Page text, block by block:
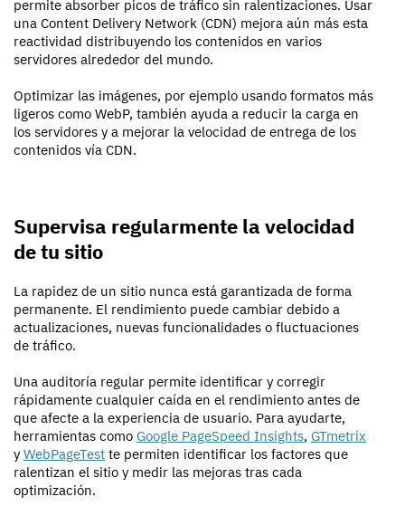
permite absorber picos de tráfico sin ralentizaciones. Usar
una Content Delivery Network (CDN) mejora aún más esta
reactividad distribuyendo los contenidos en varios
servidores alrededor del mundo.
Optimizar las imágenes, por ejemplo usando formatos más
ligeros como WebP, también ayuda a reducir la carga en
los servidores y a mejorar la velocidad de entrega de los
contenidos vía CDN.
Supervisa regularmente la velocidad
de tu sitio
La rapidez de un sitio nunca está garantizada de forma
permanente. El rendimiento puede cambiar debido a
actualizaciones, nuevas funcionalidades o fluctuaciones
de tráfico.
Una auditoría regular permite identificar y corregir
rápidamente cualquier caída en el rendimiento antes de
que afecte a la experiencia de usuario. Para ayudarte,
herramientas como Google PageSpeed Insights, GTmetrix
y WebPageTest te permiten identificar los factores que
ralentizan el sitio y medir las mejoras tras cada
optimización.